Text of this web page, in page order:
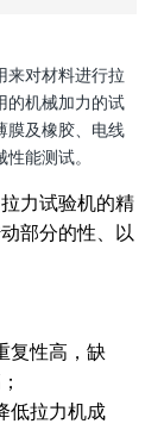
来对材料进行拉
的机械加力的试
膜及橡胶、电线
能测试。
力试验机的精
部分的性、以
性高，缺
拉力机成